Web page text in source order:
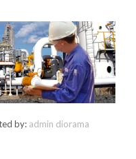
by: admin diorama